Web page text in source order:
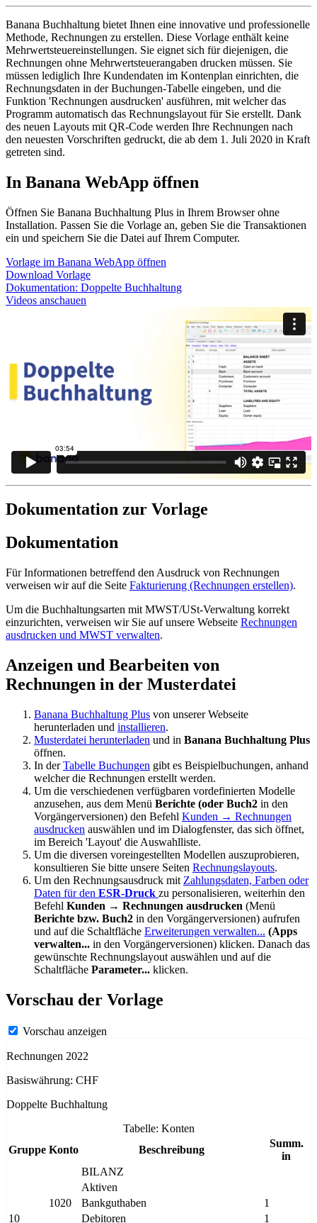
Banana Buchhaltung bietet Ihnen eine innovative und professionelle
Methode, Rechnungen zu erstellen. Diese Vorlage enthält keine
Mehrwertsteuereinstellungen. Sie eignet sich für diejenigen, die
Rechnungen ohne Mehrwertsteuerangaben drucken müssen. Sie
müssen lediglich Ihre Kundendaten im Kontenplan einrichten, die
Rechnungsdaten in der Buchungen-Tabelle eingeben, und die
Funktion 'Rechnungen ausdrucken' ausführen, mit welcher das
Programm automatisch das Rechnungslayout für Sie erstellt. Dank
des neuen Layouts mit QR-Code werden Ihre Rechnungen nach
den neuesten Vorschriften gedruckt, die ab dem 1. Juli 2020 in Kraft
getreten sind.
In Banana WebApp öffnen
Öffnen Sie Banana Buchhaltung Plus in Ihrem Browser ohne
Installation. Passen Sie die Vorlage an, geben Sie die Transaktionen
ein und speichern Sie die Datei auf Ihrem Computer.
Vorlage im Banana WebApp öffnen
Download Vorlage
Dokumentation: Doppelte Buchhaltung
Videos anschauen
Dokumentation zur Vorlage
Dokumentation
Für Informationen betreffend den Ausdruck von Rechnungen
verweisen wir auf die Seite Fakturierung (Rechnungen erstellen).
Um die Buchhaltungsarten mit MWST/USt-Verwaltung korrekt
einzurichten, verweisen wir Sie auf unsere Webseite Rechnungen
ausdrucken und MWST verwalten.
Anzeigen und Bearbeiten von
Rechnungen in der Musterdatei
Banana Buchhaltung Plus von unserer Webseite
herunterladen und installieren.
Musterdatei herunterladen und in Banana Buchhaltung Plus
öffnen.
In derTabelle Buchungen gibt es Beispielbuchungen, anhand
welcher die Rechnungen erstellt werden.
Um die verschiedenen verfügbaren vordefinierten Modelle
anzusehen, aus dem Menü Berichte (oder Buch2 in den
Vorgängerversionen) den Befehl Kunden → Rechnungen
ausdrucken auswählen und im Dialogfenster, das sich öffnet,
im Bereich 'Layout' die Auswahlliste.
Um die diversen voreingestellten Modellen auszuprobieren,
konsultieren Sie bitte unsere Seiten Rechnungslayouts.
Um den Rechnungsausdruck mit Zahlungsdaten, Farben oder
Daten für den ESR-Druck zu personalisieren, weiterhin den
Befehl Kunden → Rechnungen ausdrucken (Menü
Berichte bzw. Buch2 in den Vorgängerversionen) aufrufen
und auf die Schaltfläche Erweiterungen verwalten... (Apps
verwalten... in den Vorgängerversionen) klicken. Danach das
gewünschte Rechnungslayout auswählen und auf die
Schaltfläche Parameter... klicken.
Vorschau der Vorlage
Vorschau anzeigen
Rechnungen 2022
Basiswährung: CHF
Doppelte Buchhaltung
Tabelle: Konten
Gruppe Konto Beschreibung
Summ.
in
BILANZ
Aktiven
1020
Bankguthaben
1
10
Debitoren 1